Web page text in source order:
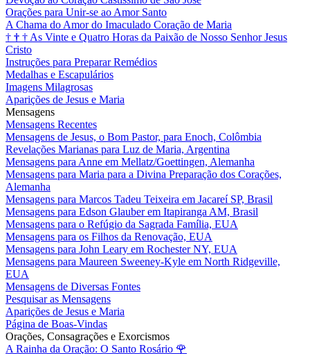
Orações para Unir-se ao Amor Santo
A Chama do Amor do Imaculado Coração de Maria
† † † As Vinte e Quatro Horas da Paixão de Nosso Senhor Jesus
Cristo
Instruções para Preparar Remédios
Medalhas e Escapulários
Imagens Milagrosas
Aparições de Jesus e Maria
Mensagens
Mensagens Recentes
Mensagens de Jesus, o Bom Pastor, para Enoch, Colômbia
Revelações Marianas para Luz de Maria, Argentina
Mensagens para Anne em Mellatz/Goettingen, Alemanha
Mensagens para Maria para a Divina Preparação dos Corações,
Alemanha
Mensagens para Marcos Tadeu Teixeira em Jacareí SP, Brasil
Mensagens para Edson Glauber em Itapiranga AM, Brasil
Mensagens para o Refúgio da Sagrada Família, EUA
Mensagens para os Filhos da Renovação, EUA
Mensagens para John Leary em Rochester NY, EUA
Mensagens para Maureen Sweeney-Kyle em North Ridgeville,
EUA
Mensagens de Diversas Fontes
Pesquisar as Mensagens
Aparições de Jesus e Maria
Página de Boas-Vindas
Orações, Consagrações e Exorcismos
A Rainha da Oração: O Santo Rosário 🌹